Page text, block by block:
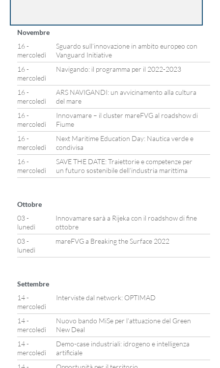
Novembre
16 -
mercoledì
Sguardo sull’innovazione in ambito europeo con
Vanguard Initiative
16 -
mercoledì
Navigando: il programma per il 2022-2023
16 -
mercoledì
ARS NAVIGANDI: un avvicinamento alla cultura
del mare
16 -
mercoledì
Innovamare – il cluster mareFVG al roadshow di
Fiume
16 -
mercoledì
Next Maritime Education Day: Nautica verde e
condivisa
16 -
mercoledì
SAVE THE DATE: Traiettorie e competenze per
un futuro sostenibile dell’industria marittima
Ottobre
03 -
lunedì
Innovamare sarà a Rijeka con il roadshow di fine
ottobre
03 -
lunedì
mareFVG a Breaking the Surface 2022
Settembre
14 -
mercoledì
Interviste dal network: OPTIMAD
14 -
mercoledì
Nuovo bando MiSe per l’attuazione del Green
New Deal
14 -
mercoledì
Demo-case industriali: idrogeno e intelligenza
artificiale